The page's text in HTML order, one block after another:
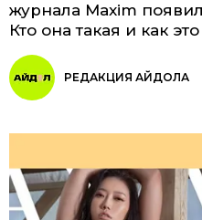
журнала Maxim
Кто она такая и как
РЕДАКЦИЯ АЙДОЛА